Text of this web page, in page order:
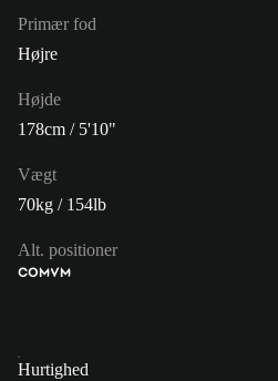
Primær fod
Højre
Højde
178cm / 5'10"
Vægt
70kg / 154lb
Alt. positioner
COMVM
Hurtighed